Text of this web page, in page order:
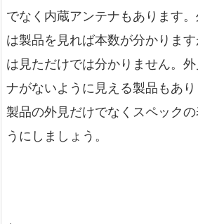
でなく内蔵アンテナもあります
は製品を見れば本数が分かりま
は見ただけでは分かりません。
ナがないように見える製品もあり
製品の外見だけでなくスペック
うにしましょう。